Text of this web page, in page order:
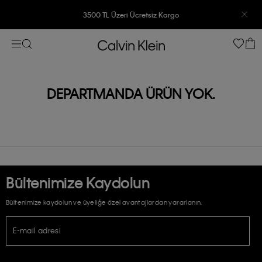
3500 TL Üzeri Ücretsiz Kargo
7500 TL Ve Üzeri Alışverişlerinizde 6 Taksit İmkanı
DEPARTMANDA ÜRÜN YOK.
Bültenimize Kaydolun
Bültenimize kaydolun ve üyeliğe özel avantajlardan yararlanın.
E-mail adresi